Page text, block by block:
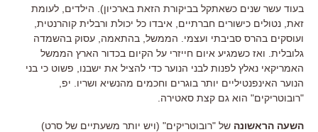
בעוד עשר שנים כשאתקל בביקורת הזאת בארכיון). הילדים, לעומת
זאת, נטולים כישורים חברתיים, איבדו כל יכולת ורבלית קוהרנטית,
ועוסקים בהרס סביבתי ועצמי. הממשל, בהתאמה, עסוק בהשמדה
גלובלית. ואז כשמגיע איום חייזרי על הקיום בכדור הארץ הממשל
האמריקאי נאלץ לפנות לבני הנוער כדי להציל את ישבנו, פשוט כי בני
הנוער האינפנטיליים יותר בוגרים וחכמים מהנשיא ושריו. יפ,
"רובוטריקים" הוא גם קצת סאטירה.
השעה הראשונה של "רובוטריקים" (ויש יותר משעתיים של סרט)